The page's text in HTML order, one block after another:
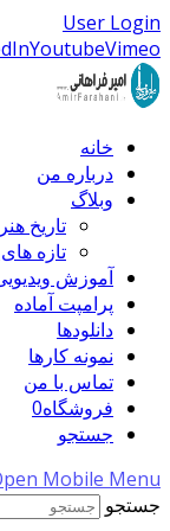
User Login
YoutubeVimeo
خانه
درباره من
وبلاگ
تاریخ
تازه
آموزش
پرامپت آماده
دانلودها
نمونه کارها
تماس با من
فروشگاه0
جستجو
Mobile Menu
جستجو